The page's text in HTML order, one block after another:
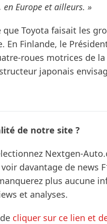
en Europe et ailleurs. »
que Toyota faisait les
Finlande, le
roues motrices de
japonais
de notre site ?
Nextgen-
davantage de news
plus aucune
et analyses.
cliquer sur ce lien et